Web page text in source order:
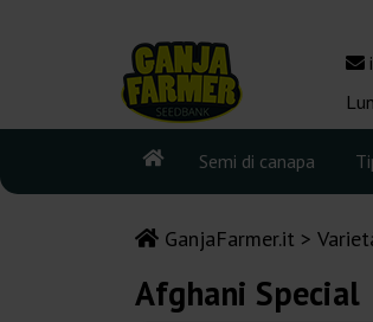
Semi di canapa
GanjaFarmer.it
Afghani Special